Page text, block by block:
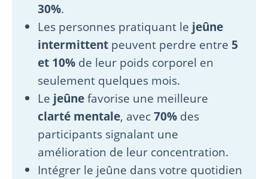
30%.
Les personnes pratiquant le jeûne
intermittent peuvent perdre entre 5
et 10% de leur poids corporel en
seulement quelques mois.
Le jeûnefavorise une meilleure
clarté mentale, avec70% des
participants signalant une
amélioration de leur concentration.
Intégrer le jeûne dans votre quotidien